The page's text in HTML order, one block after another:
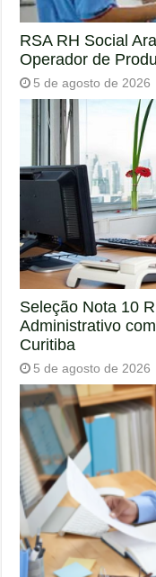
RSA RH Social
Operador de
5 de agosto de 2026
Seleção Nota 10
Administrativo
Curitiba
5 de agosto de 2026